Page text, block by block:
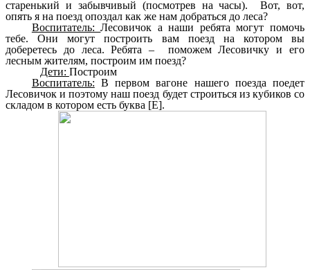
старенький и забывчивый (посмотрев на часы). Вот, вот,
опять я на поезд опоздал как же нам добраться до леса?
Воспитатель:Лесовичок а наши ребята могут помочь
тебе. Они могут построить вам поезд на котором вы
доберетесь до леса. Ребята – поможем Лесовичку и его
лесным жителям, построим им поезд?
Дети: Построим
Воспитатель: В первом вагоне нашего поезда поедет
Лесовичок и поэтому наш поезд будет строиться из кубиков со
складом в котором есть буква [Е].